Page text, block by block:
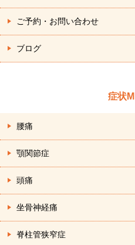
ご予約・お問い合わせ
ブログ
症状
腰痛
顎関節症
頭痛
坐骨神経痛
脊柱管狭窄症